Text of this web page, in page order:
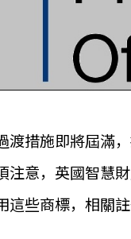
渡措施即將屆滿
注意，英國智慧
這些商標，相關